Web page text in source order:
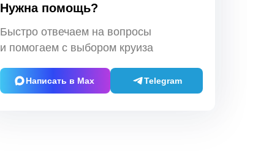
Нужна помощь?
Быстро отвечаем на вопросы
и помогаем с выбором круиза
Написать в Max Telegram